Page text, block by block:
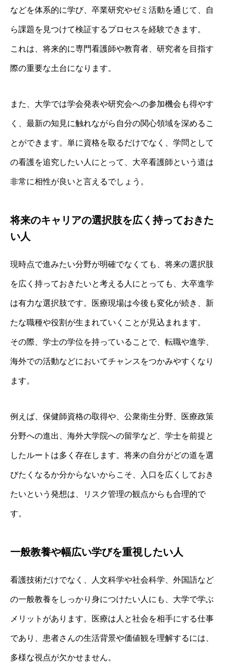
などを体系的に学び、卒業研究やゼミ活動を通じて、自
ら課題を見つけて検証するプロセスを経験できます。
これは、将来的に専門看護師や教育者、研究者を目指す
際の重要な土台になります。
また、大学では学会発表や研究会への参加機会も得やす
く、最新の知見に触れながら自分の関心領域を深めるこ
とができます。単に資格を取るだけでなく、学問として
の看護を追究したい人にとって、大卒看護師という道は
非常に相性が良いと言えるでしょう。
将来のキャリアの選択肢を広く持っておきた
い人
現時点で進みたい分野が明確でなくても、将来の選択肢
を広く持っておきたいと考える人にとっても、大卒進学
は有力な選択肢です。医療現場は今後も変化が続き、新
たな職種や役割が生まれていくことが見込まれます。
その際、学士の学位を持っていることで、転職や進学、
海外での活動などにおいてチャンスをつかみやすくなり
ます。
例えば、保健師資格の取得や、公衆衛生分野、医療政策
分野への進出、海外大学院への留学など、学士を前提と
したルートは多く存在します。将来の自分がどの道を選
びたくなるか分からないからこそ、入口を広くしておき
たいという発想は、リスク管理の観点からも合理的で
す。
一般教養や幅広い学びを重視したい人
看護技術だけでなく、人文科学や社会科学、外国語など
の一般教養をしっかり身につけたい人にも、大学で学ぶ
メリットがあります。医療は人と社会を相手にする仕事
であり、患者さんの生活背景や価値観を理解するには、
多様な視点が欠かせません。